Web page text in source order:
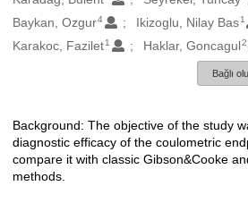
Baykan, Ozgur4 Ikizoglu, Nilay Bas 1
Karakoc, Fazilet1 Haklar, Goncagul2
Bağlı
Açıklama
Background: The objective of the study
diagnostic efficacy of the coulometric
compare it with classic Gibson&Cooke
methods.